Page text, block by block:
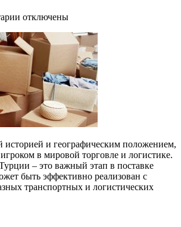
к
Перевозка
груза
из
Турции:
Эффективное
ррешение
логистики
отключены
историей и географическим положением,
в мировой торговле и логистике.
– это важный этап в поставке
быть эффективно реализован с
транспортных и логистических